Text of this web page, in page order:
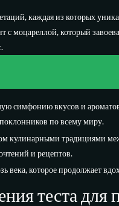
каждая из которых
моцареллой, который
симфонию вкусов и
по всему миру.
кулинарными традициями
и рецептов.
века, которое продолжает
теста для